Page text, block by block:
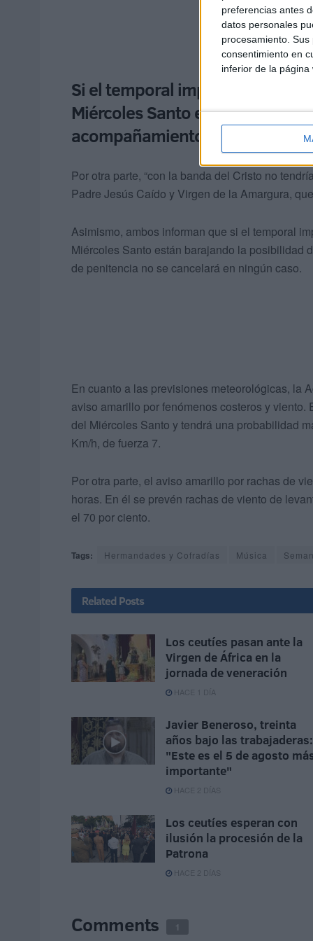
preferencias antes
datos personales
procesamiento.
consentimiento en
inferior de la página
Si el temporal impide que las
Miércoles Santo están
acompañamiento musical
Por otra parte, “con la banda del Cristo no
Padre Jesús Caído y Virgen de la Amargura,
Asimismo, ambos informan que si el temporal
Miércoles Santo están barajando la posibilidad
de penitencia no se cancelará en ningún caso.
En cuanto a las previsiones meteorológicas, la
aviso amarillo por fenómenos costeros y
del Miércoles Santo y tendrá una probabilidad
Km/h, de fuerza 7.
Por otra parte, el aviso amarillo por rachas de
horas. En él se prevén rachas de viento de
el 70 por ciento.
Tags: Hermandades y Cofradías Música
Related Posts
Los ceutíes pasan ante la
Virgen de África en la
jornada de veneración
HACE 1 DÍA
Javier Beneroso, treinta
años bajo las trabajaderas:
"Este es el 5 de agosto
importante"
HACE 2 DÍAS
Los ceutíes esperan con
ilusión la procesión de la
Patrona
HACE 2 DÍAS
Comments 1